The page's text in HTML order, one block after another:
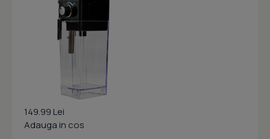
149.99 Lei
Adauga in cos